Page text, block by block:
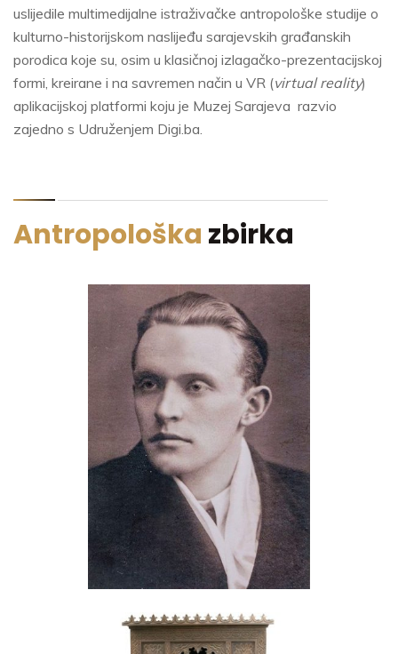
uslijedile multimedijalne istraživačke antropološke studije o
kulturno-historijskom naslijeđu sarajevskih građanskih
porodica koje su, osim u klasičnoj izlagačko-prezentacijskoj
formi, kreirane i na savremen način u VR (virtual reality)
aplikacijskoj platformi koju je Muzej Sarajeva razvio
zajedno s Udruženjem Digi.ba.
Antropološka zbirka